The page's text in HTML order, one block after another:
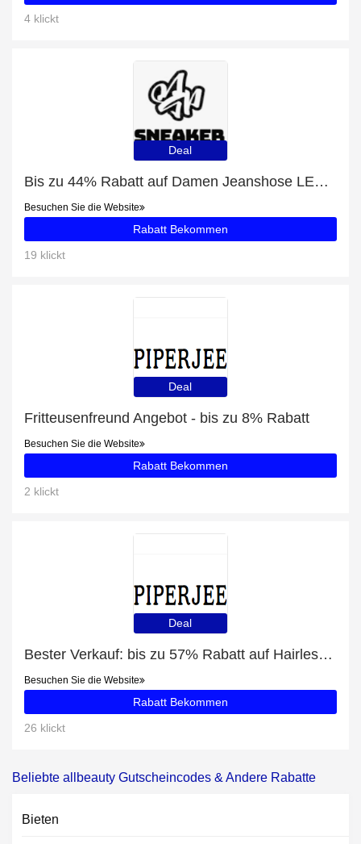
4 klickt
Deal
Bis zu 44% Rabatt auf Damen Jeanshose LEE BREESE THATS RIGHT und mehr
Besuchen Sie die Website
Rabatt Bekommen
19 klickt
Deal
Fritteusenfreund Angebot - bis zu 8% Rabatt
Besuchen Sie die Website
Rabatt Bekommen
2 klickt
Deal
Bester Verkauf: bis zu 57% Rabatt auf Hairless&go
Besuchen Sie die Website
Rabatt Bekommen
26 klickt
Beliebte allbeauty Gutscheincodes & Andere Rabatte
Bieten